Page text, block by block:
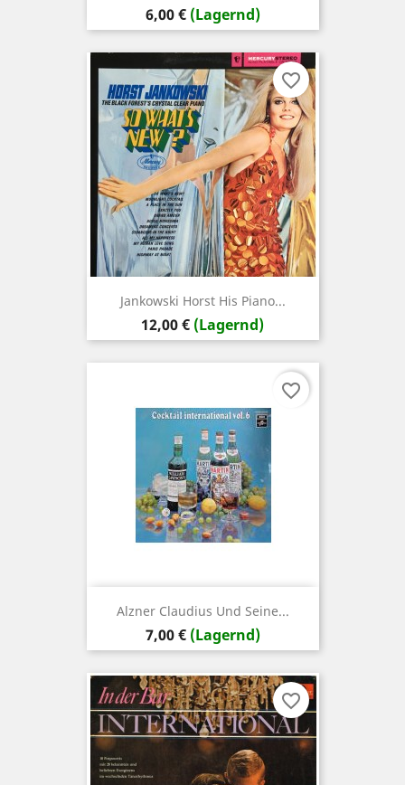
Preis
6,00 € (Lagernd)
Jankowski Horst His Piano...
Preis
12,00 € (Lagernd)
favorite_border
Alzner Claudius Und Seine...
Preis
7,00 € (Lagernd)
favorite_border
favorite_border